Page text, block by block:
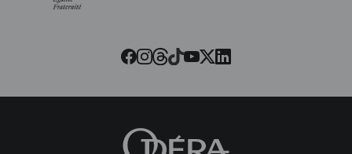
Facebook
Instagram
Threads
Tiktok
Youtube
Twitter
LinkedIn